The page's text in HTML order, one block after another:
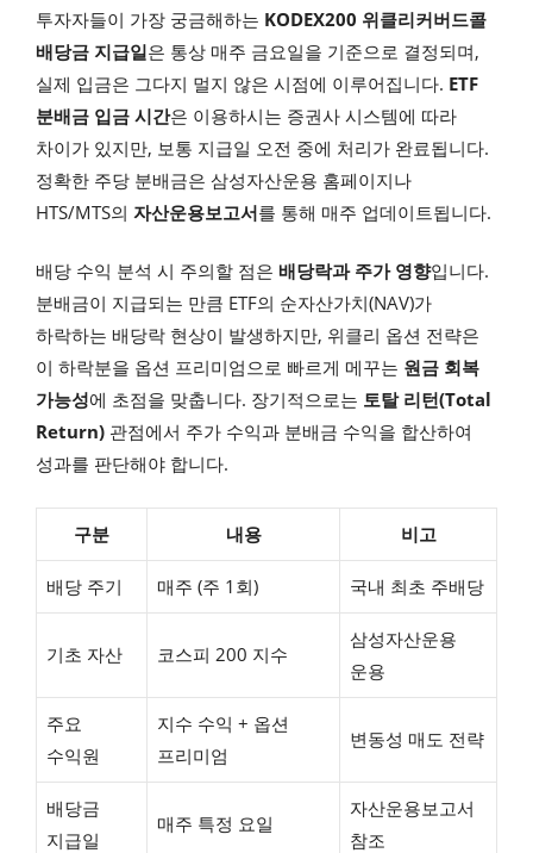
투자자들이 가장 궁금해하는 KODEX200 위클리커버드콜
배당금 지급일은 통상 매주 금요일을 기준으로 결정되며,
실제 입금은 그다지 멀지 않은 시점에 이루어집니다. ETF
분배금 입금 시간은 이용하시는 증권사 시스템에 따라
차이가 있지만, 보통 지급일 오전 중에 처리가 완료됩니다.
정확한 주당 분배금은 삼성자산운용 홈페이지나
HTS/MTS의 자산운용보고서를 통해 매주 업데이트됩니다.
배당 수익 분석 시 주의할 점은 배당락과 주가 영향입니다.
분배금이 지급되는 만큼 ETF의 순자산가치(NAV)가
하락하는 배당락 현상이 발생하지만, 위클리 옵션 전략은
이 하락분을 옵션 프리미엄으로 빠르게 메꾸는 원금 회복
가능성에 초점을 맞춥니다. 장기적으로는 토탈 리턴(Total
Return) 관점에서 주가 수익과 분배금 수익을 합산하여
성과를 판단해야 합니다.
구분 내용 비고
배당 주기 매주 (주 1회) 국내 최초 주배당
기초 자산 코스피 200 지수
삼성자산운용
운용
주요
수익원
지수 수익 + 옵션
프리미엄
변동성 매도 전략
배당금
지급일
매주 특정 요일
자산운용보고서
참조